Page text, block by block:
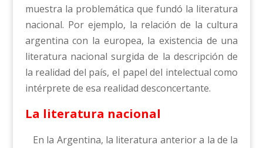
muestra la problemática que fundó la literatura
nacional. Por ejemplo, la relación de la cultura
argentina con la europea, la existencia de una
literatura nacional surgida de la descripción de
la realidad del país, el papel del intelectual como
intérprete de esa realidad desconcertante.
La literatura nacional
En la Argentina, la literatura anterior a la de la